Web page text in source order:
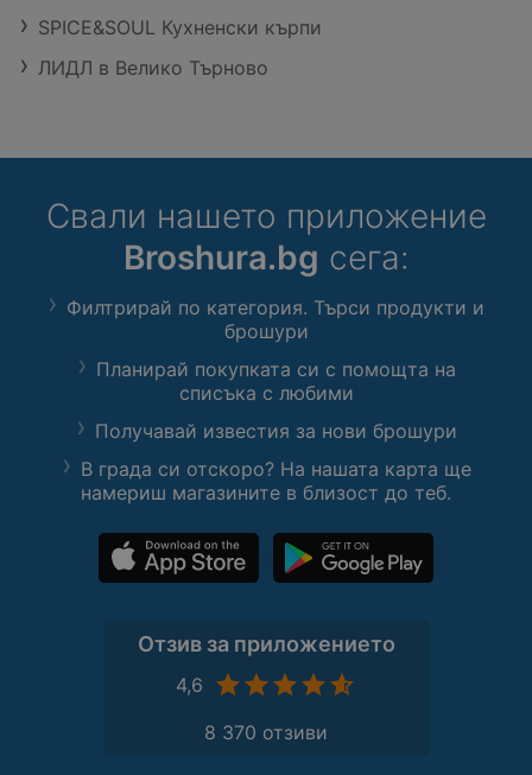
SPICE&SOUL Кухненски кърпи
ЛИДЛ в Велико Търново
Свали нашето приложение
Broshura.bg сега:
Филтрирай по категория. Търси продукти и
брошури
Планирай покупката си с помощта на
списъка с любими
Получавай известия за нови брошури
В града си отскоро? На нашата карта ще
намериш магазините в близост до теб.
Отзив за приложението
4,6
8 370 отзиви